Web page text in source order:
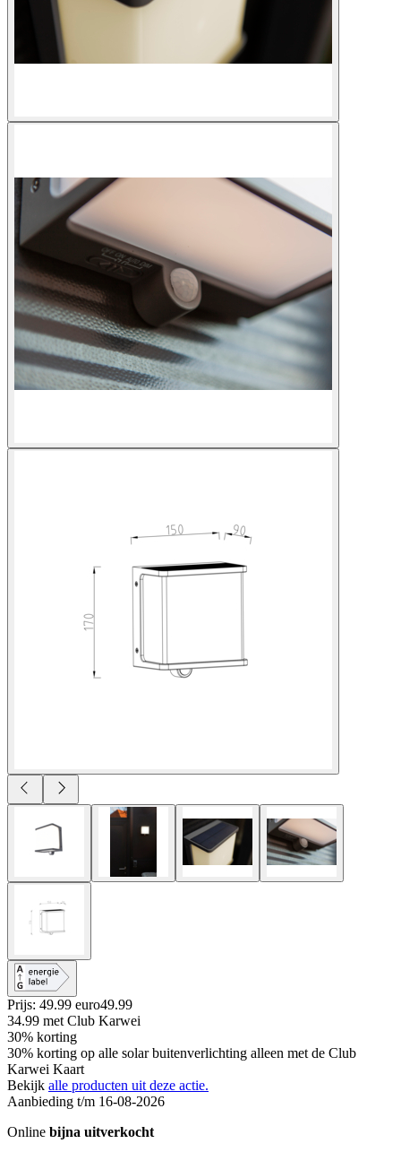
Prijs: 49.99 euro49.99
34.99 met Club Karwei
30% korting
30% korting op alle solar buitenverlichting alleen met de Club
Karwei Kaart
Bekijk alle producten uit deze actie.
Aanbieding t/m 16-08-2026
Online bijna uitverkocht